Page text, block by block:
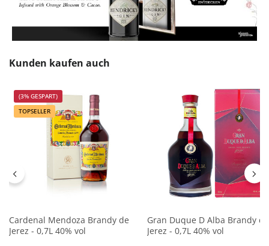
Produktgalerie überspringen
Kunden kaufen auch
(3% GESPART)
TOPSELLER
Cardenal Mendoza Brandy de
Jerez - 0,7L 40% vol
Gran Duque D Alba Brandy de
Jerez - 0,7L 40% vol